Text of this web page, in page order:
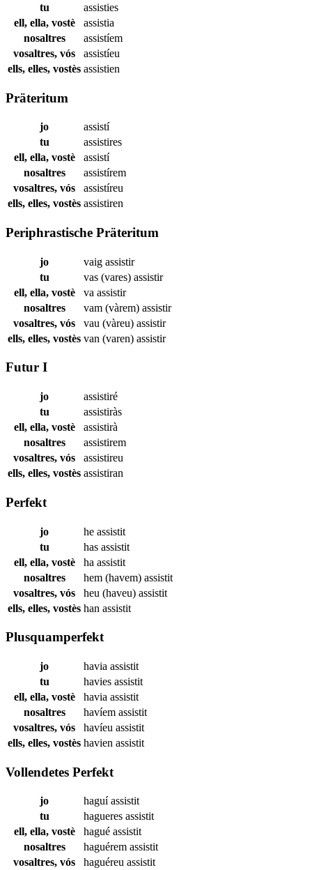
tu
assisties
ell, ella, vostè
assistia
nosaltres
assistíem
vosaltres, vós
assistíeu
ells, elles, vostès assistien
Präteritum
jo
assistí
tu
assistires
ell, ella, vostè
assistí
nosaltres
assistírem
vosaltres, vós
assistíreu
ells, elles, vostès assistiren
Periphrastische Präteritum
jo vaig assistir
tu
vas (vares) assistir
ell, ella, vostè
va assistir
nosaltres
vam (vàrem) assistir
vosaltres, vós
vau (vàreu) assistir
ells, elles, vostès van (varen) assistir
Futur I
jo
assistiré
tu
assistiràs
ell, ella, vostè
assistirà
nosaltres
assistirem
vosaltres, vós
assistireu
ells, elles, vostès assistiran
Perfekt
jo he assistit
tu
has assistit
ell, ella, vostè
ha assistit
nosaltres
hem (havem) assistit
vosaltres, vós
heu (haveu) assistit
ells, elles, vostès han assistit
Plusquamperfekt
jo havia assistit
tu
havies assistit
ell, ella, vostè
havia assistit
nosaltres
havíem assistit
vosaltres, vós
havíeu assistit
ells, elles, vostès havien assistit
Vollendetes Perfekt
jo haguíassistit
tu
hagueres assistit
ell, ella, vostè
hagué assistit
nosaltres
haguérem assistit
vosaltres, vós
haguéreu assistit